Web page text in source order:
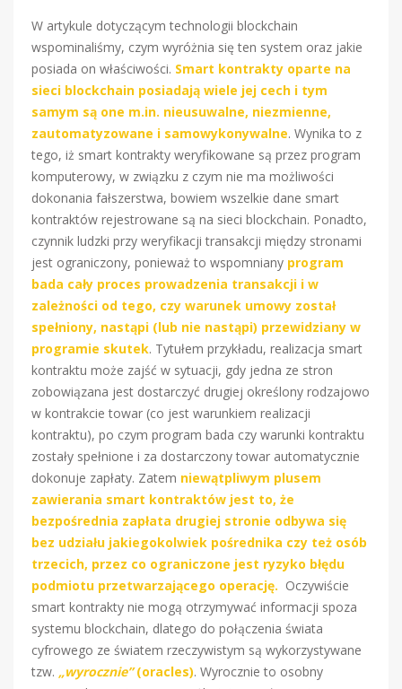
W artykule dotyczącym technologii blockchain
wspominaliśmy, czym wyróżnia się ten system oraz jakie
posiada on właściwości. Smart kontrakty oparte na
sieci blockchain posiadają wiele jej cech i tym
samym są one m.in. nieusuwalne, niezmienne,
zautomatyzowane i samowykonywalne. Wynika to z
tego, iż smart kontrakty weryfikowane są przez program
komputerowy, w związku z czym nie ma możliwości
dokonania fałszerstwa, bowiem wszelkie dane smart
kontraktów rejestrowane są na sieci blockchain. Ponadto,
czynnik ludzki przy weryfikacji transakcji między stronami
jest ograniczony, ponieważ to wspomniany program
bada cały proces prowadzenia transakcji i w
zależności od tego, czy warunek umowy został
spełniony, nastąpi (lub nie nastąpi) przewidziany w
programie skutek. Tytułem przykładu, realizacja smart
kontraktu może zajść w sytuacji, gdy jedna ze stron
zobowiązana jest dostarczyć drugiej określony rodzajowo
w kontrakcie towar (co jest warunkiem realizacji
kontraktu), po czym program bada czy warunki kontraktu
zostały spełnione i za dostarczony towar automatycznie
dokonuje zapłaty. Zatem niewątpliwym plusem
zawierania smart kontraktów jest to, że
bezpośrednia zapłata drugiej stronie odbywa się
bez udziału jakiegokolwiek pośrednika czy też osób
trzecich, przez co ograniczone jest ryzyko błędu
podmiotu przetwarzającego operację. Oczywiście
smart kontrakty nie mogą otrzymywać informacji spoza
systemu blockchain, dlatego do połączenia świata
cyfrowego ze światem rzeczywistym są wykorzystywane
tzw. „wyrocznie”(oracles). Wyrocznie to osobny